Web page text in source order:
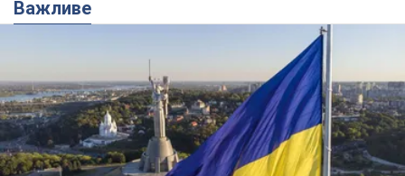
Якою була оригінальна версія гімну України та
чому її боялася Російська імперія: про це не
розповідають у школі
Державним символом є тільки перший куплет та приспів пісні
7 годин тому 33,2 т.